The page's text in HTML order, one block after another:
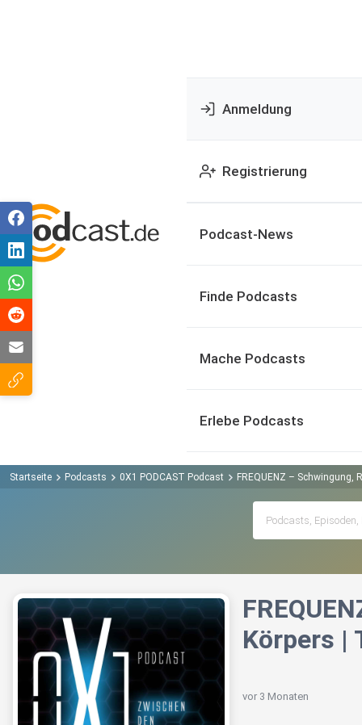
Anmeldung
Registrierung
Podcast-News
Finde Podcasts
Mache Podcasts
Erlebe Podcasts
Startseite Podcasts 0X1 PODCAST Podcast FREQUENZ – Schwingung,
Körpers |
vor 3 Monaten